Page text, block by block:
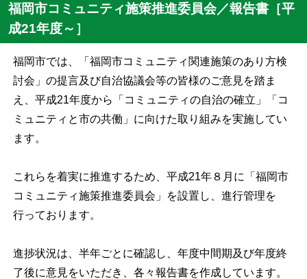
福岡市コミュニティ施策推進委員会／報告書［平
成21年度～］
福岡市では、「福岡市コミュニティ関連施策のあり方検
討会」の提言及び自治協議会等の皆様のご意見を踏ま
え、平成21年度から「コミュニティの自治の確立」「コ
ミュニティと市の共働」に向けた取り組みを実施してい
ます。
これらを着実に推進するため、平成21年８月に「福岡市
コミュニティ施策推進委員会」を設置し、進行管理を
行っております。
進捗状況は、半年ごとに確認し、年度中間期及び年度終
了後に意見をいただき、各々報告書を作成しています。